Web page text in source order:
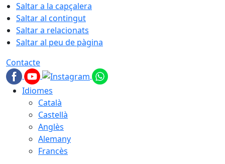
Saltar a la capçalera
Saltar al contingut
Saltar a relacionats
Saltar al peu de pàgina
Contacte
Idiomes
Català
Castellà
Anglès
Alemany
Francès